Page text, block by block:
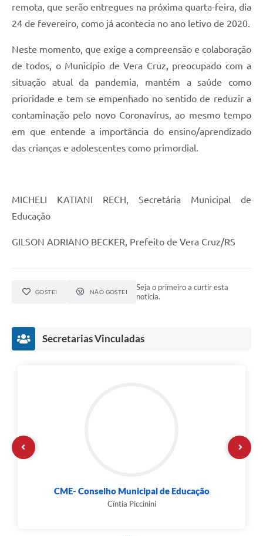
remota, que serão entregues na próxima quarta-feira, dia
24 de fevereiro, como já acontecia no ano letivo de 2020.
Neste momento, que exige a compreensão e colaboração
de todos, o Município de Vera Cruz, preocupado com a
situação atual da pandemia, mantém a saúde como
prioridade e tem se empenhado no sentido de reduzir a
contaminação pelo novo Coronavírus, ao mesmo tempo
em que entende a importância do ensino/aprendizado
das crianças e adolescentes como primordial.
MICHELI KATIANI RECH, Secretária Municipal de
Educação
GILSON ADRIANO BECKER, Prefeito de Vera Cruz/RS
GOSTEI NÃO GOSTEI
Seja o primeiro a curtir esta
notícia.
Secretarias Vinculadas
CME- Conselho Municipal de Educação
Cíntia Piccinini